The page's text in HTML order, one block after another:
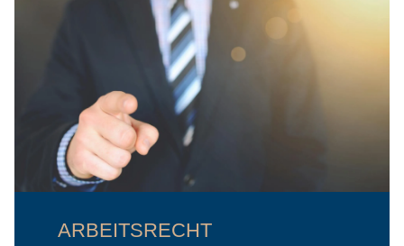
ONLINE-TERMINANFRAGE
ONLINE-TERMINANFRAGE
ONLINE-AKTE
ARBEITSRECHT